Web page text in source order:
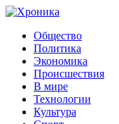
Общество
Политика
Экономика
Происшествия
В мире
Технологии
Культура